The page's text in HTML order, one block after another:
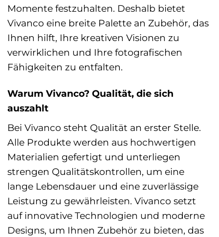
Momente festzuhalten. Deshalb bietet
Vivanco eine breite Palette an Zubehör, das
Ihnen hilft, Ihre kreativen Visionen zu
verwirklichen und Ihre fotografischen
Fähigkeiten zu entfalten.
Warum Vivanco? Qualität, die sich
auszahlt
Bei Vivanco steht Qualität an erster Stelle.
Alle Produkte werden aus hochwertigen
Materialien gefertigt und unterliegen
strengen Qualitätskontrollen, um eine
lange Lebensdauer und eine zuverlässige
Leistung zu gewährleisten. Vivanco setzt
auf innovative Technologien und moderne
Designs, um Ihnen Zubehör zu bieten, das